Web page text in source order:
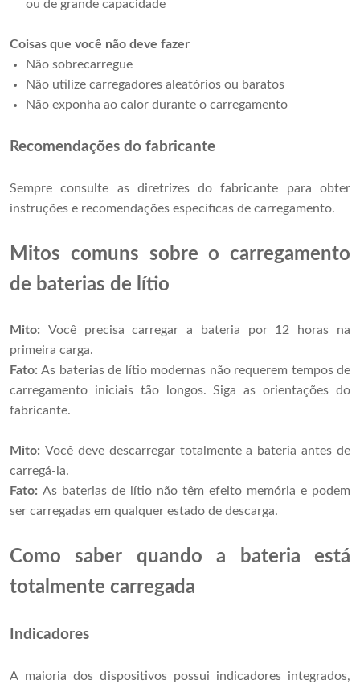
ou de grande capacidade
Coisas que você não deve fazer
Não sobrecarregue
Não utilize carregadores aleatórios ou baratos
Não exponha ao calor durante o carregamento
Recomendações do fabricante
Sempre consulte as diretrizes do fabricante para obter
instruções e recomendações específicas de carregamento.
Mitos comuns sobre o carregamento
de baterias de lítio
Mito: Você precisa carregar a bateria por 12 horas na
primeira carga.
Fato: As baterias de lítio modernas não requerem tempos de
carregamento iniciais tão longos. Siga as orientações do
fabricante.
Mito: Você deve descarregar totalmente a bateria antes de
carregá-la.
Fato: As baterias de lítio não têm efeito memória e podem
ser carregadas em qualquer estado de descarga.
Como saber quando a bateria está
totalmente carregada
Indicadores
A maioria dos dispositivos possui indicadores integrados,